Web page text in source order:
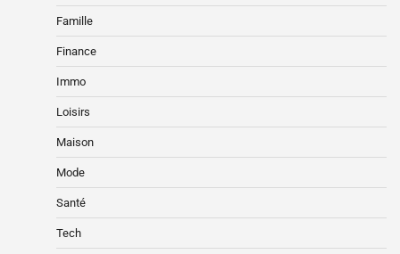
Famille
Finance
Immo
Loisirs
Maison
Mode
Santé
Tech